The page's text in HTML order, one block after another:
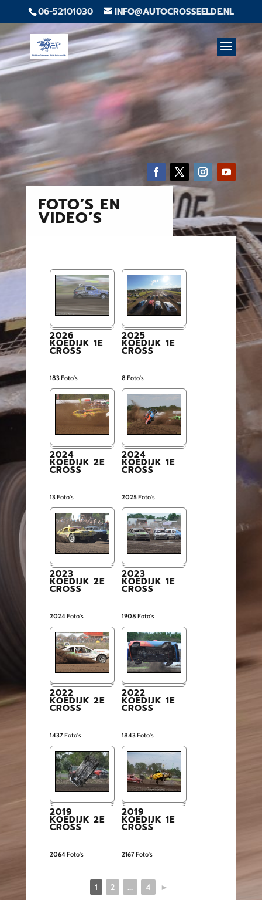
06-52101030 INFO@AUTOCROSSEELDE.NL
FOTO’S EN
VIDEO’S
2026
KOEDIJK 1E
CROSS
183Foto's
2025
KOEDIJK 1E
CROSS
8 Foto's
2024
KOEDIJK 2E
CROSS
13Foto's
2024
KOEDIJK 1E
CROSS
2025Foto's
2023
KOEDIJK 2E
CROSS
2024Foto's
2023
KOEDIJK 1E
CROSS
1908 Foto's
2022
KOEDIJK 2E
CROSS
1437Foto's
2022
KOEDIJK 1E
CROSS
1843Foto's
2019
KOEDIJK 2E
CROSS
2064Foto's
2019
KOEDIJK 1E
CROSS
2167Foto's
1 2 ... 4 ►